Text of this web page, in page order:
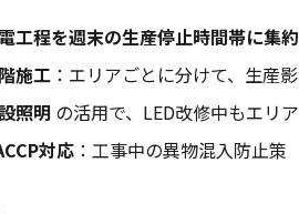
工程を週末の生産停止時間帯に集約
施工 ：エリアごとに分けて、生産
照明 の活用で、LED改修中もエリ
対応 ：工事中の異物混入防止策